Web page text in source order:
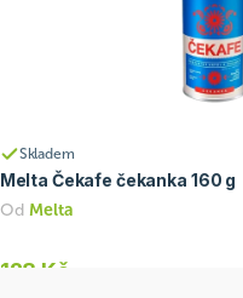
Skladem
Melta Čekafe čekanka 160 g
Od Melta
128 Kč